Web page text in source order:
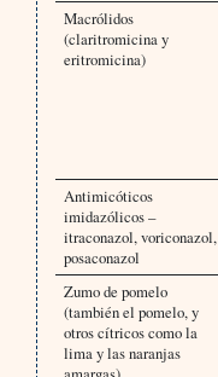
Macrólidos
(claritromicina y
eritromicina)
Antimicóticos
imidazólicos –
itraconazol, voriconazol,
posaconazol
Zumo de pomelo
(también el pomelo, y
otros cítricos como la
lima y las naranjas